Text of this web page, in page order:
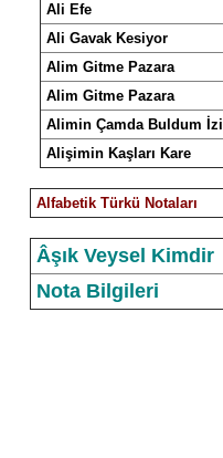
Ali Efe
Ali Gavak Kesiyor
Alim Gitme Pazara
Alim Gitme Pazara
Alimin Çamda Buldum
Alişimin Kaşları Kare
Alfabetik Türkü Notaları
Âşık Veysel Kimdir
Nota Bilgileri